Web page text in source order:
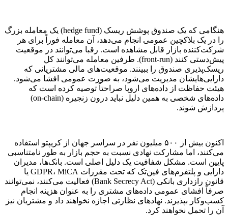
هنگامی که یک صندوق پوشش ریسک (hedge fund) یک معامله بزرگ
را در یک بلاکچین عمومی انجام می‌دهد، آن معامله فوراً برای هر
شرکت‌کننده بازار قابل مشاهده است. رقبا می‌توانند در موقعیت
پیش‌دستی کنند (front-run). طرفین معامله می‌توانند کل
ریسک‌پذیری صندوق را ببینند. موقعیت‌های مالی مشتریانی که
دارایی‌هایشان مدیریت می‌شود، به صورت عمومی افشا می‌شود.
هیئت حفاظت از داده‌های اروپا صراحتاً توصیه کرده است که
داده‌های شخصی به همین دلیل نباید درون زنجیره (on-chain)
پردازش شوند.
اکنون بیش از ۵۰۰ میلیون نفر در سراسر جهان از کریپتو استفاده
می‌کنند، اما مشارکت نهادی نسبت به حجم بازار به طور نامتناسبی
پایین است. مشکل شفافیت یک دلیل اصلی است. بانک‌ها، مدیران
دارایی و پلتفرم‌های فین‌تک که تحت مقررات GDPR، MiCA یا
قانون رازداری بانکی (Bank Secrecy Act) فعالیت می‌کنند، نمی‌توانند
صرفاً افشای عمومی داده‌های مشتری را به عنوان هزینه انجام
کسب‌وکار بپذیرند. نهادهای نظارتی اجازه نخواهند داد و مشتریان نیز
آن را تحمل نخواهند کرد.